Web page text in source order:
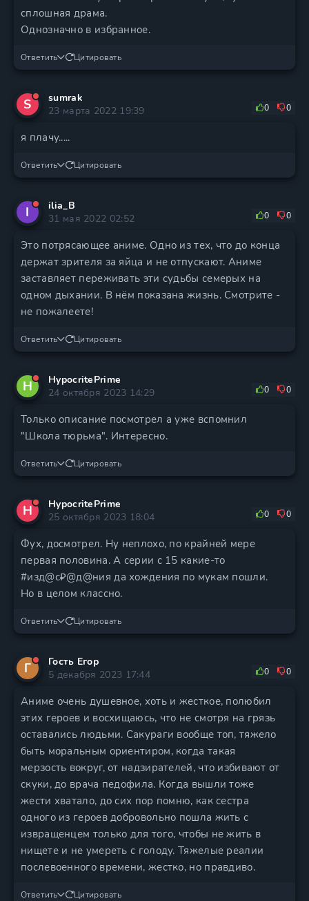
сплошная драма.
Однозначно в избранное.
Ответить Цитировать
S
sumrak
23 марта 2022 19:39
0 0
я плачу.....
Ответить Цитировать
I
ilia_B
31 мая 2022 02:52
0 0
Это потрясающее аниме. Одно из тех, что до конца
держат зрителя за яйца и не отпускают. Аниме
заставляет переживать эти судьбы семерых на
одном дыхании. В нём показана жизнь. Смотрите -
не пожалеете!
Ответить Цитировать
H
HypocritePrime
24 октября 2023 14:29
0 0
Только описание посмотрел а уже вспомнил
"Школа тюрьма". Интересно.
Ответить Цитировать
H
HypocritePrime
25 октября 2023 18:04
0 0
Фух, досмотрел. Ну неплохо, по крайней мере
первая половина. А серии с 15 какие-то
#изд@с₽@д@ния да хождения по мукам пошли.
Но в целом классно.
Ответить Цитировать
Г
Гость Егор
5 декабря 2023 17:44
0 0
Аниме очень душевное, хоть и жесткое, полюбил
этих героев и восхищаюсь, что не смотря на грязь
оставались людьми. Сакураги вообще топ, тяжело
быть моральным ориентиром, когда такая
мерзость вокруг, от надзирателей, что избивают от
скуки, до врача педофила. Когда вышли тоже
жести хватало, до сих пор помню, как сестра
одного из героев добровольно пошла жить с
извращенцем только для того, чтобы не жить в
нищете и не умереть с голоду. Тяжелые реалии
послевоенного времени, жестко, но правдиво.
Ответить Цитировать